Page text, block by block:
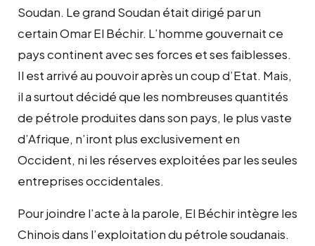
Soudan. Le grand Soudan était dirigé par un
certain Omar El Béchir. L’homme gouvernait ce
pays continent avec ses forces et ses faiblesses.
Il est arrivé au pouvoir après un coup d’Etat. Mais,
il a surtout décidé que les nombreuses quantités
de pétrole produites dans son pays, le plus vaste
d’Afrique, n’iront plus exclusivement en
Occident, ni les réserves exploitées par les seules
entreprises occidentales.
Pour joindre l’acte à la parole, El Béchir intègre les
Chinois dans l’exploitation du pétrole soudanais.